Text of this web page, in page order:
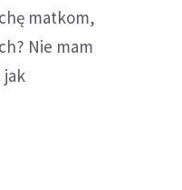
matkom,
Nie mam